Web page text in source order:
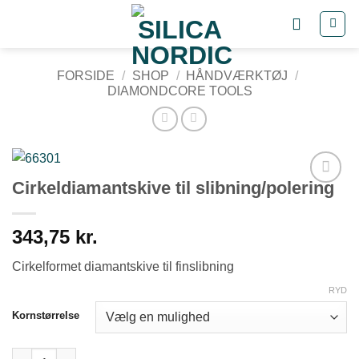
FORSIDE / SHOP / HÅNDVÆRKTØJ /
DIAMONDCORE TOOLS
Tilføj til
Cirkeldiamantskive til slibning/polering
343,75 kr.
Cirkelformet diamantskive til finslibning
Kornstørrelse
RYD
Cirkeldiamantskive til slibning/polering antal